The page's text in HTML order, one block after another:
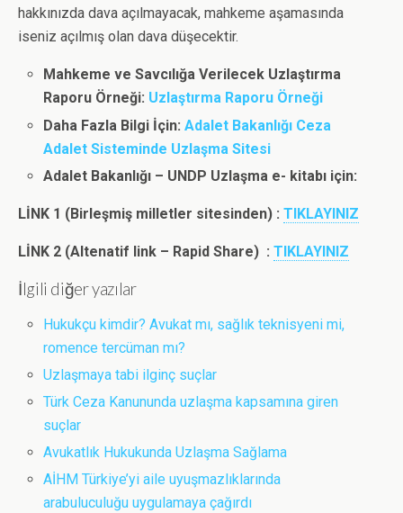
hakkınızda dava açılmayacak, mahkeme aşamasında
iseniz açılmış olan dava düşecektir.
Mahkeme ve Savcılığa Verilecek Uzlaştırma
Raporu Örneği: Uzlaştırma Raporu Örneği
Daha Fazla Bilgi İçin: Adalet Bakanlığı Ceza
Adalet Sisteminde Uzlaşma Sitesi
Adalet Bakanlığı – UNDP Uzlaşma e- kitabı için:
LİNK 1 (Birleşmiş milletler sitesinden) : TIKLAYINIZ
LİNK 2 (Altenatif link – Rapid Share) : TIKLAYINIZ
İlgili diğer yazılar
Hukukçu kimdir? Avukat mı, sağlık teknisyeni mi,
romence tercüman mı?
Uzlaşmaya tabi ilginç suçlar
Türk Ceza Kanununda uzlaşma kapsamına giren
suçlar
Avukatlık Hukukunda Uzlaşma Sağlama
AİHM Türkiye’yi aile uyuşmazlıklarında
arabuluculuğu uygulamaya çağırdı